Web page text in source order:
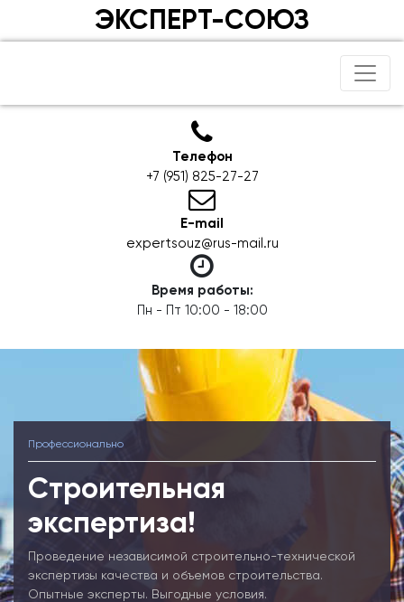
ЭКСПЕРТ-СОЮЗ
Телефон
+7 (951) 825-27-27
E-mail
expertsouz@rus-mail.ru
Время работы:
Пн - Пт 10:00 - 18:00
Профессионально
Строительная
экспертиза!
Проведение независимой строительно-технической
экспертизы качества и объемов строительства.
Опытные эксперты. Выгодные условия.